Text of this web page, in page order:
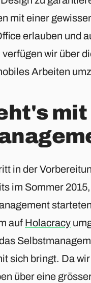
mit einer
erlauben und
wir über
Arbeiten
mit
in der
im Sommer
auf Holacracy
sich bringt. Da
über eine